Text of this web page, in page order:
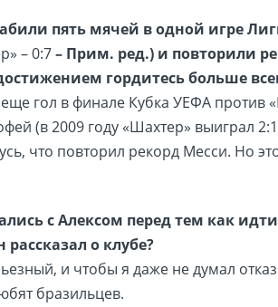
пять мячей в одной игре
– 0:7– Прим. ред.) и повторили
гордитесь больше
гол в финале Кубка УЕФА против
(в 2009 году «Шахтер» выиграл
что повторил рекорд Месси. Но
с Алексом перед тем как
рассказал о клубе?
и чтобы я даже не думал
бразильцев.